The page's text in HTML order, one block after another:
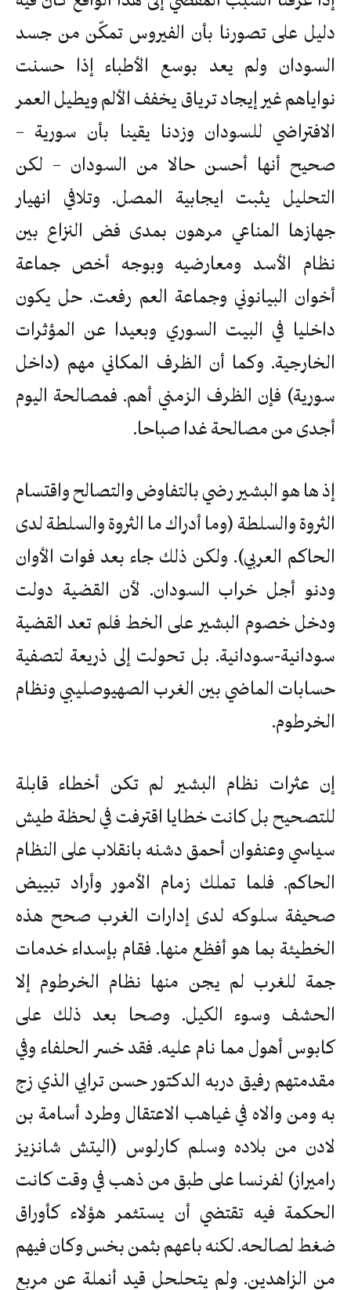
دليل على تصورنا بأن الفيروس تمكّن من جسد
السودان ولم يعد بوسع الأطباء إذا حسنت
نواياهم غير إيجاد ترياق يخفف الألم ويطيل العمر
الافتراضي للسودان وزدنا يقينا بأن سورية –
صحيح أنها أحسن حالا من السودان – لكن
التحليل يثبت ايجابية المصل. وتلافي انهيار
جهازها المناعي مرهون بمدى فض النزاع بين
نظام الأسد ومعارضيه وبوجه أخص جماعة
أخوان البيانوني وجماعة العم رفعت. حل يكون
داخليا في البيت السوري وبعيدا عن المؤثرات
الخارجية. وكما أن الظرف المكاني مهم (داخل
سورية) فإن الظرف الزمني أهم. فمصالحة اليوم
أجدى من مصالحة غدا صباحا.
إذ ها هو البشير رضي بالتفاوض والتصالح واقتسام
الثروة والسلطة (وما أدراك ما الثروة والسلطة لدى
الحاكم العربي). ولكن ذلك جاء بعد فوات الأوان
ودنو أجل خراب السودان. لأن القضية دولت
ودخل خصوم البشير على الخط فلم تعد القضية
سودانية-سودانية. بل تحولت إلى ذريعة لتصفية
حسابات الماضي بين الغرب الصهيوصليبي ونظام
الخرطوم.
إن عثرات نظام البشير لم تكن أخطاء قابلة
للتصحيح بل كانت خطايا اقترفت في لحظة طيش
سياسي وعنفوان أحمق دشنه بانقلاب على النظام
الحاكم. فلما تملك زمام الأمور وأراد تبييض
صحيفة سلوكه لدى إدارات الغرب صحح هذه
الخطيئة بما هو أفظع منها. فقام بإسداء خدمات
جمة للغرب لم يجن منها نظام الخرطوم إلا
الحشف وسوء الكيل. وصحا بعد ذلك على
كابوس أهول مما نام عليه. فقد خسر الحلفاء وفي
مقدمتهم رفيق دربه الدكتور حسن ترابي الذي زج
به ومن والاه في غياهب الاعتقال وطرد أسامة بن
لادن من بلاده وسلم كارلوس (اليتش شانزيز
راميراز) لفرنسا على طبق من ذهب في وقت كانت
الحكمة فيه تقتضي أن يستثمر هؤلاء كأوراق
ضغط لصالحه. لكنه باعهم بثمن بخس وكان فيهم
من الزاهدين. ولم يتحلحل قيد أنملة عن مربع